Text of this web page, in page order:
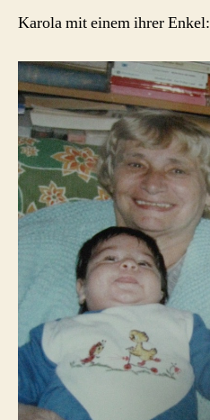
Karola mit einem ihrer Enkel: